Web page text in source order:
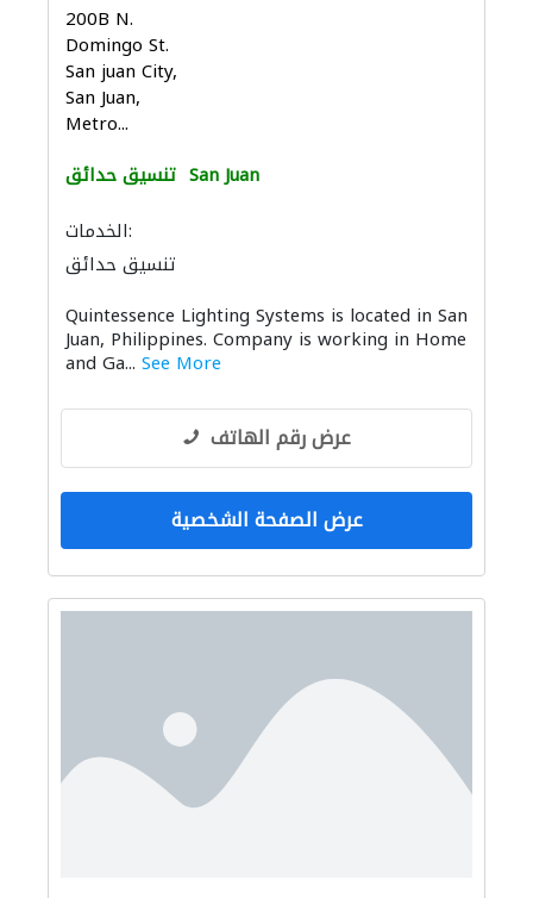
200B N.
Domingo St.
San juan City,
San Juan,
Metro...
تنسيق حدائق San Juan
الخدمات:
تنسيق حدائق
Quintessence Lighting Systems is located in San
Juan, Philippines. Company is working in Home
and Ga... See More
عرض رقم الهاتف
عرض الصفحة الشخصية